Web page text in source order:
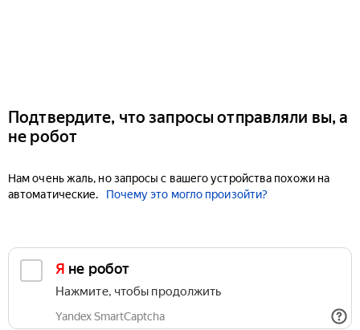
Подтвердите, что запросы отправляли вы, а
не робот
Нам очень жаль, но запросы с вашего устройства похожи на
автоматические.
Почему это могло произойти?
Я не робот
Нажмите, чтобы продолжить
Yandex SmartCaptcha